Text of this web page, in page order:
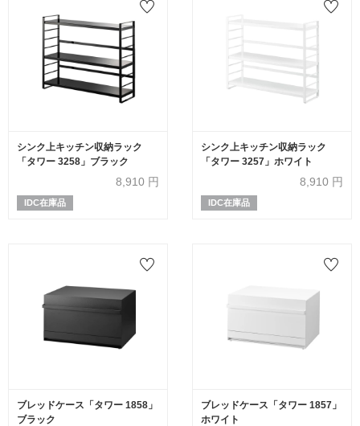
シンク上キッチン収納ラック
「タワー 3258」ブラック
8,910 円
IDC在庫品
シンク上キッチン収納ラック
「タワー 3257」ホワイト
8,910 円
IDC在庫品
ブレッドケース「タワー 1858」
ブラック
ブレッドケース「タワー 1857」
ホワイト